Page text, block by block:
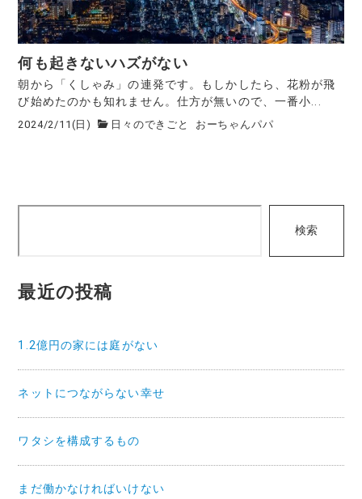
何も起きないハズがない
朝から「くしゃみ」の連発です。もしかしたら、花粉が飛
び始めたのかも知れません。仕方が無いので、一番小...
2024/2/11(日) 日々のできごと おーちゃんパパ
検索
最近の投稿
1.2億円の家には庭がない
ネットにつながらない幸せ
ワタシを構成するもの
まだ働かなければいけない